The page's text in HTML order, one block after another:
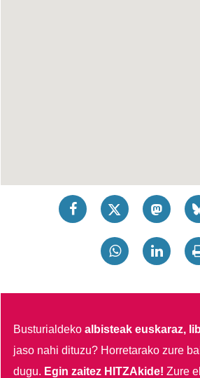
Busturialdekoalbisteak euskaraz,
jaso nahi dituzu? Horretarako zure
dugu. Egin zaitez HITZAkide!Zure